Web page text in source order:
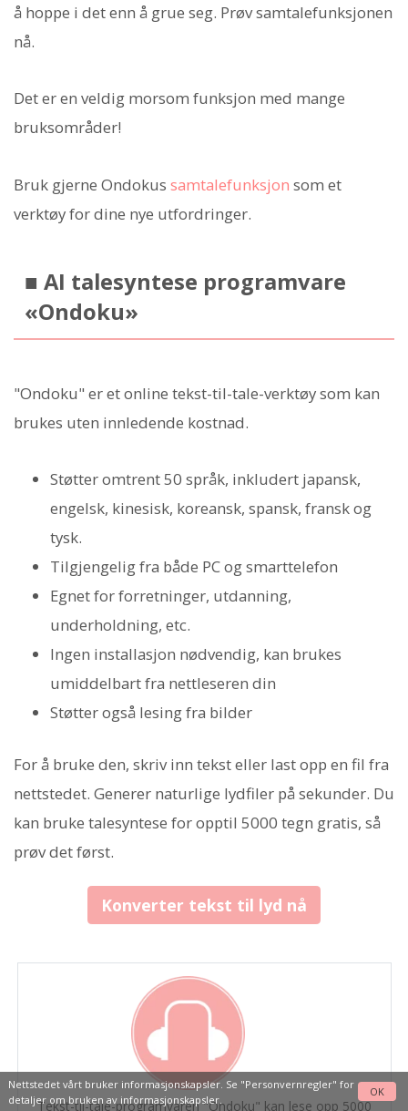
å hoppe i det enn å grue seg. Prøv samtalefunksjonen
nå.
Det er en veldig morsom funksjon med mange
bruksområder!
Bruk gjerne Ondokus samtalefunksjon som et
verktøy for dine nye utfordringer.
■ AI talesyntese programvare
«Ondoku»
"Ondoku" er et online tekst-til-tale-verktøy som kan
brukes uten innledende kostnad.
Støtter omtrent 50 språk, inkludert japansk,
engelsk, kinesisk, koreansk, spansk, fransk og
tysk.
Tilgjengelig fra både PC og smarttelefon
Egnet for forretninger, utdanning,
underholdning, etc.
Ingen installasjon nødvendig, kan brukes
umiddelbart fra nettleseren din
Støtter også lesing fra bilder
For å bruke den, skriv inn tekst eller last opp en fil fra
nettstedet. Generer naturlige lydfiler på sekunder. Du
kan bruke talesyntese for opptil 5000 tegn gratis, så
prøv det først.
Konverter tekst til lyd nå
Tekst-til-tale-programvaren "Ondoku" kan lese opp 5000
Nettstedet vårt bruker informasjonskapsler. Se "Personvernregler" for
detaljer om bruken av informasjonskapsler.
OK